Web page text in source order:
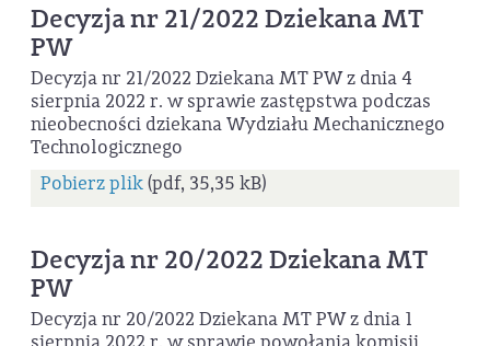
Decyzja nr 21/2022 Dziekana MT
PW
Decyzja nr 21/2022 Dziekana MT PW z dnia 4
sierpnia 2022 r. w sprawie zastępstwa podczas
nieobecności dziekana Wydziału Mechanicznego
Technologicznego
Pobierz plik(pdf, 35,35 kB)
Decyzja nr 20/2022 Dziekana MT
PW
Decyzja nr 20/2022 Dziekana MT PW z dnia 1